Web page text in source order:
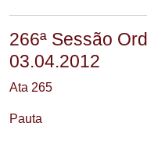
266ª Sessão
03.04.2012
Ata 265
Pauta